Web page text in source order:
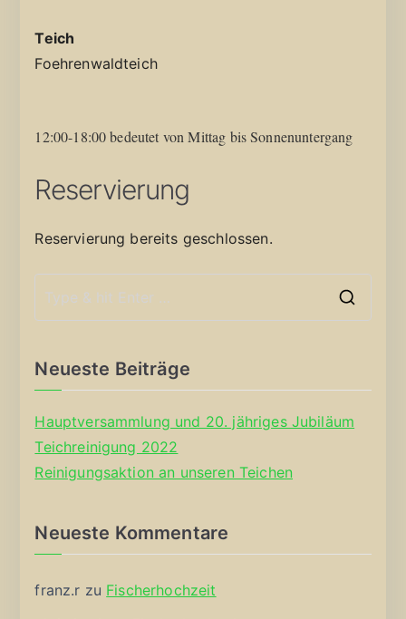
Teich
Foehrenwaldteich
12:00-18:00 bedeutet von Mittag bis Sonnenuntergang
Reservierung
Reservierung bereits geschlossen.
Neueste Beiträge
Hauptversammlung und 20. jähriges Jubiläum
Teichreinigung 2022
Reinigungsaktion an unseren Teichen
Neueste Kommentare
franz.r zu Fischerhochzeit